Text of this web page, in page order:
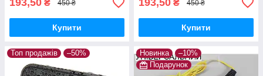
193,50 ₴ 450 ₴
Купити
193,50 ₴ 450 ₴
Купити
Топ продажів –50% Новинка
–10%
Подарунок